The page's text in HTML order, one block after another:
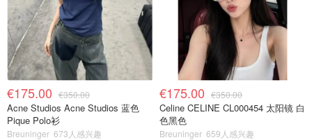
€175.00 €350.00
Acne Studios Acne Studios 蓝色
Pique Polo衫
Breuninger 673人感兴趣
€175.00 €350.00
Celine CELINE CL000454 太阳镜 白
色黑色
Breuninger 659人感兴趣